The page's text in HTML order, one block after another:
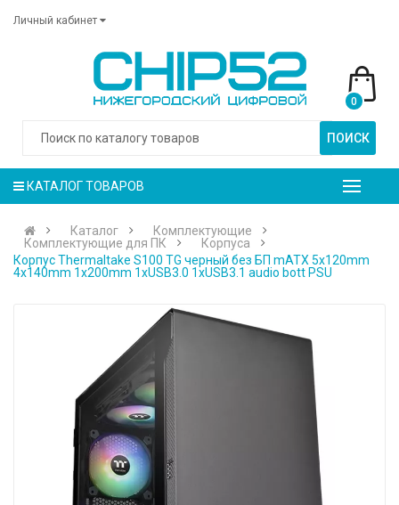
Личный кабинет
ПОИСК
0
КАТАЛОГ ТОВАРОВ
Каталог
Комплектующие
Комплектующие для ПК
Корпуса
Корпус Thermaltake S100 TG черный без БП mATX 5x120mm
4x140mm 1x200mm 1xUSB3.0 1xUSB3.1 audio bott PSU